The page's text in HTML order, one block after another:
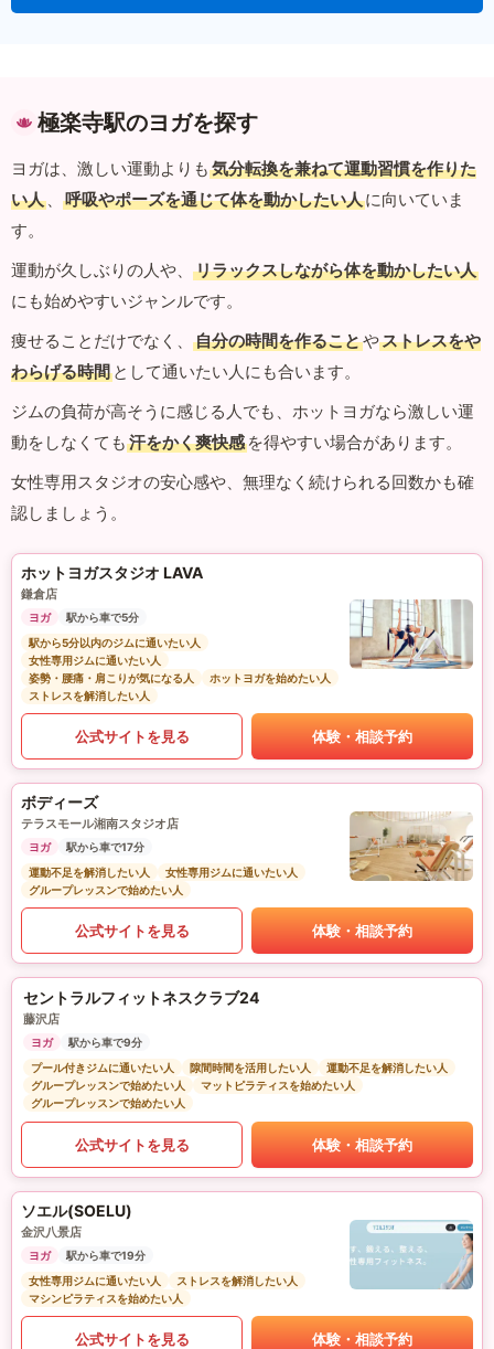
極楽寺駅のヨガを探す
ヨガは、激しい運動よりも 気分転換を兼ねて運動習慣を作りた
い人 、 呼吸やポーズを通じて体を動かしたい人に向いていま
す。
運動が久しぶりの人や、
リラックスしながら体を動かしたい人
にも始めやすいジャンルです。
痩せることだけでなく、
自分の時間を作ることやストレスをや
わらげる時間 として通いたい人にも合います。
ジムの負荷が高そうに感じる人でも、ホットヨガなら激しい運
動をしなくても 汗をかく爽快感 を得やすい場合があります。
女性専用スタジオの安心感や、無理なく続けられる回数かも確
認しましょう。
ホットヨガスタジオ LAVA
鎌倉店
ヨガ
駅から車で5分
駅から5分以内のジムに通いたい人
女性専用ジムに通いたい人
姿勢・腰痛・肩こりが気になる人
ホットヨガを始めたい人
ストレスを解消したい人
公式サイトを見る 体験・相談予約
ボディーズ
テラスモール湘南スタジオ店
ヨガ
駅から車で17分
運動不足を解消したい人
女性専用ジムに通いたい人
グループレッスンで始めたい人
公式サイトを見る 体験・相談予約
セントラルフィットネスクラブ24
藤沢店
ヨガ
駅から車で9分
プール付きジムに通いたい人
隙間時間を活用したい人
運動不足を解消したい人
グループレッスンで始めたい人
マットピラティスを始めたい人
グループレッスンで始めたい人
公式サイトを見る 体験・相談予約
ソエル(SOELU)
金沢八景店
ヨガ
駅から車で19分
女性専用ジムに通いたい人
ストレスを解消したい人
マシンピラティスを始めたい人
公式サイトを見る 体験・相談予約